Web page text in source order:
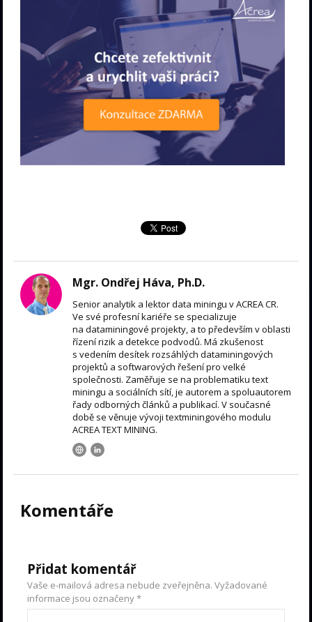
Mgr. Ondřej Háva, Ph.D.
Senior analytik a lektor data miningu v ACREA CR.
Ve své profesní kariéře se specializuje
na dataminingové projekty, a to především v oblasti
řízení rizik a detekce podvodů. Má zkušenost
s vedením desítek rozsáhlých dataminingových
projektů a softwarových řešení pro velké
společnosti. Zaměřuje se na problematiku text
miningu a sociálních sítí, je autorem a spoluautorem
řady odborných článků a publikací. V současné
době se věnuje vývoji textminingového modulu
ACREA TEXT MINING.
Komentáře
Přidat komentář
Vaše e-mailová adresa nebude zveřejněna. Vyžadované
informace jsou označeny*